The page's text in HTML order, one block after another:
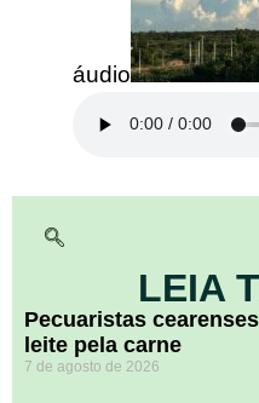
áudio
LEIA
Pecuaristas
leite pela carne
7 de agosto de 2026